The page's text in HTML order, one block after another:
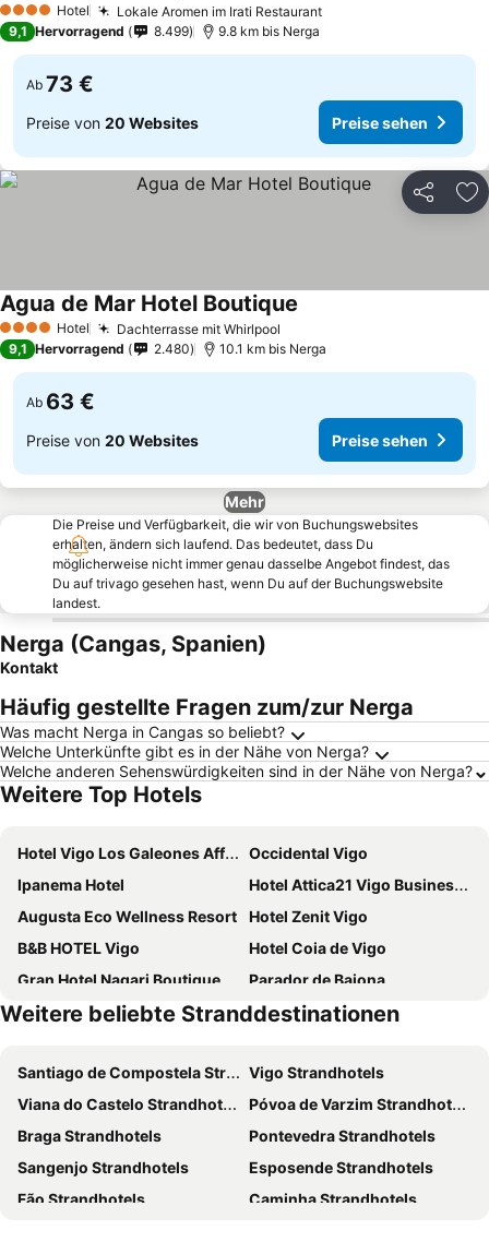
4 Sterne Hotel Lokale Aromen im Irati Restaurant
9,1 Hervorragend 8.499 9.8 km bis Nerga
Ab 73 €
Preise von 20 Websites Preise sehen
Teilen
4 Sterne Hotel Dachterrasse mit Whirlpool
Agua de Mar Hotel Boutique
9,1 Hervorragend 2.480 10.1 km bis Nerga
Ab 63 €
Preise von 20 Websites Preise sehen
Mehr
Die Preise und Verfügbarkeit, die wir von Buchungswebsites
erhalten, ändern sich laufend. Das bedeutet, dass Du
möglicherweise nicht immer genau dasselbe Angebot findest, das
Du auf trivago gesehen hast, wenn Du auf der Buchungswebsite
landest.
Nerga (Cangas, Spanien)
Kontakt
Häufig gestellte Fragen zum/zur Nerga
Was macht Nerga in Cangas so beliebt?
Welche Unterkünfte gibt es in der Nähe von Nerga?
Welche anderen Sehenswürdigkeiten sind in der Nähe von Nerga?
Weitere Top Hotels
Hotel Vigo Los Galeones Affiliated by Meliá
Occidental Vigo
Ipanema Hotel
Hotel Attica21 Vigo Business & Wellness
Augusta Eco Wellness Resort
Hotel Zenit Vigo
B&B HOTEL Vigo
Hotel Coia de Vigo
Gran Hotel Nagari Boutique & Spa
Parador de Baiona
Hesperia Vigo
Agua de Mar Hotel Boutique
Pazo Los Escudos Hotel Spa & Resort
Hotel Bahía Bayona
Hotel Spa Nanin Playa
Hotel Ciudad de Vigo
Hotel Carlos I Silgar
Hotel Celta
Hotel Miramar
Hotel Spa Galatea
Sercotel Tres Luces
Hotel Silken Axis Vigo
Weitere beliebte Stranddestinationen
Santiago de Compostela Strandhotels
Vigo Strandhotels
Viana do Castelo Strandhotels
Póvoa de Varzim Strandhotels
Braga Strandhotels
Pontevedra Strandhotels
Sangenjo Strandhotels
Esposende Strandhotels
Fão Strandhotels
Caminha Strandhotels